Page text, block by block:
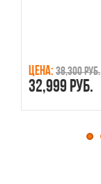
Цена: 38,300 руб.
32,999 руб.